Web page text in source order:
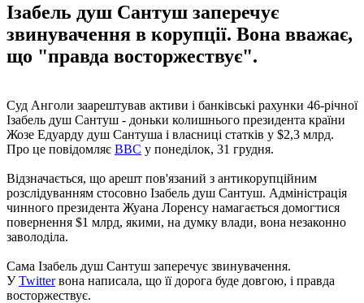
Ізабель душ Сантуш заперечує
звинувачення в корупції. Вона вважає,
що "правда восторжествує".
Суд Анголи заарештував активи і банківські рахунки 46-річної
Ізабель душ Сантуш - доньки колишнього президента країни
Жозе Едуарду душ Сантуша і власниці статків у $2,3 млрд.
Про це повідомляє BBC у понеділок, 31 грудня.
Відзначається, що арешт пов'язаний з антикорупційним
розслідуванням стосовно Ізабель душ Сантуш. Адміністрація
чинного президента Жуана Лоренсу намагається домогтися
повернення $1 млрд, якими, на думку влади, вона незаконно
заволоділа.
Сама Ізабель душ Сантуш заперечує звинувачення.
УTwitterвона написала, що її дорога буде довгою, і правда
восторжествує.